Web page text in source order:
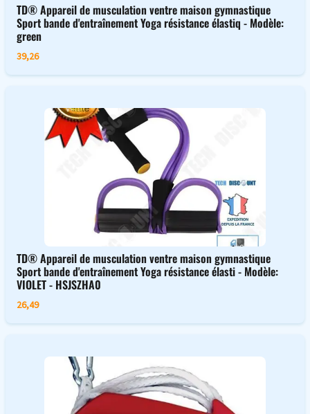
TD® Appareil de musculation ventre maison gymnastique
Sport bande d'entraînement Yoga résistance élastiq - Modèle:
green
39,26
TD® Appareil de musculation ventre maison gymnastique
Sport bande d'entraînement Yoga résistance élasti - Modèle:
VIOLET - HSJSZHA0
26,49